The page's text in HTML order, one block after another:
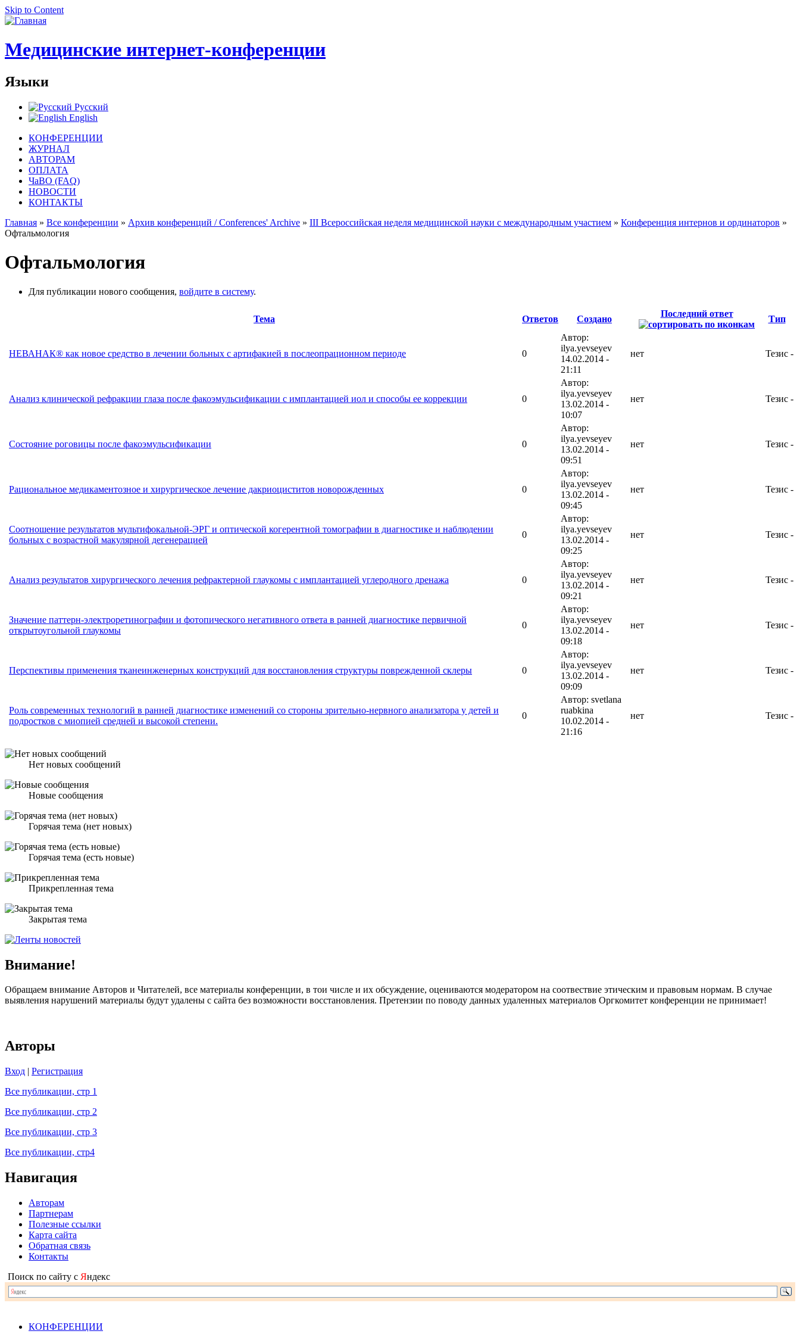
Skip to Content
Медицинские интернет-конференции
Языки
Русский
English
КОНФЕРЕНЦИИ
ЖУРНАЛ
АВТОРАМ
ОПЛАТА
ЧаВО (FAQ)
НОВОСТИ
КОНТАКТЫ
Главная » Все конференции » Архив конференций / Conferences' Archive » III Всероссийская неделя медицинской науки с международным участием » Конференция интернов и ординаторов »
Офтальмология
Офтальмология
Для публикации нового сообщения, войдите в систему.
Тема Ответов Создано
Последний ответ
Тип
НЕВАНАК® как новое средство в лечении больных с артифакией в послеопрационном периоде 0
Автор:
ilya.yevseyev
14.02.2014 -
21:11
нет Тезис -
Анализ клинической рефракции глаза после факоэмульсификации с имплантацией иол и способы ее коррекции 0
Автор:
ilya.yevseyev
13.02.2014 -
10:07
нет Тезис -
Состояние роговицы после факоэмульсификации 0
Автор:
ilya.yevseyev
13.02.2014 -
09:51
нет Тезис -
Рациональное медикаментозное и хирургическое лечение дакриоциститов новорожденных 0
Автор:
ilya.yevseyev
13.02.2014 -
09:45
нет Тезис -
Соотношение результатов мультифокальной-ЭРГ и оптической когерентной томографии в диагностике и наблюдении
больных с возрастной макулярной дегенерацией
0
Автор:
ilya.yevseyev
13.02.2014 -
09:25
нет Тезис -
Анализ результатов хирургического лечения рефрактерной глаукомы с имплантацией углеродного дренажа 0
Автор:
ilya.yevseyev
13.02.2014 -
09:21
нет Тезис -
Значение паттерн-электроретинографии и фотопического негативного ответа в ранней диагностике первичной
открытоугольной глаукомы
0
Автор:
ilya.yevseyev
13.02.2014 -
09:18
нет Тезис -
Перспективы применения тканеинженерных конструкций для восстановления структуры поврежденной склеры 0
Автор:
ilya.yevseyev
13.02.2014 -
09:09
нет Тезис -
Роль современных технологий в ранней диагностике изменений со стороны зрительно-нервного анализатора у детей и
подростков с миопией средней и высокой степени.
0
Автор: svetlana
ruabkina
10.02.2014 -
21:16
нет Тезис -
Нет новых сообщений
Новые сообщения
Горячая тема (нет новых)
Горячая тема (есть новые)
Прикрепленная тема
Закрытая тема
Внимание!
Обращаем внимание Авторов и Читателей, все материалы конференции, в тои числе и их обсуждение, оцениваются модератором на соотвествие этическим и правовым нормам. В случае
выявления нарушений материалы будут удалены с сайта без возможности восстановления. Претензии по поводу данных удаленных материалов Оргкомитет конференции не принимает!
Авторы
Вход | Регистрация
Все публикации, стр 1
Все публикации, стр 2
Все публикации, стр 3
Все публикации, стр4
Навигация
Авторам
Партнерам
Полезные ссылки
Карта сайта
Обратная связь
Контакты
Поиск по сайту с Яндекс
КОНФЕРЕНЦИИ